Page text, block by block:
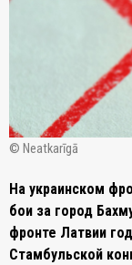
© Neatkarīgā
На украинском
бои за город
фронте Латвии
Стамбульской